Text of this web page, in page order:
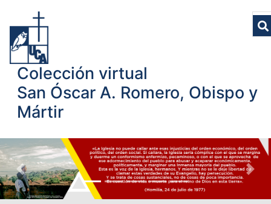
Colección virtual
San Óscar A. Romero, Obispo y
Mártir